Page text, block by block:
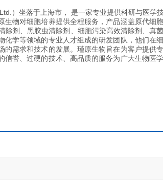
）坐落于上海市， 是一家专业提供科研与医学
物对细胞培养提供全程服务，产品涵盖原代细
剂、黑胶虫清除剂、细胞污染高效清除剂、真
学等领域的专业人才组成的研发团队，他们在
需求和技术的发展。瑾原生物旨在为客户提供
誉、过硬的技术、高品质的服务为广大生物医